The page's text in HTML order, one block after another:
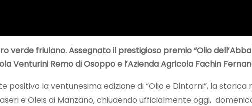
friulano. Assegnato il prestigioso premio “Olio
Venturini Remo di Osoppo e l’Azienda Agricola Fachin
la ventunesima edizione di “Olio e Dintorni”, la
e Oleis di Manzano, chiudendo ufficialmente oggi,